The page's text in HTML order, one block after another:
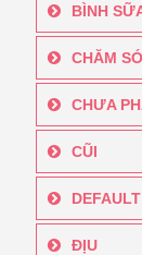
BÌNH
CHĂM
CHƯA
CŨI
DEFAULT
ĐỊU